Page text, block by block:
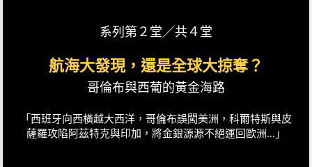
系列第２堂／共４堂
航海大發現，還是全球大掠奪？
哥倫布與西葡的黃金海路
「西班牙向西橫越大西洋，哥倫布誤闖美洲，科爾特斯與皮
薩羅攻陷阿茲特克與印加，將金銀源源不絕運回歐洲...」